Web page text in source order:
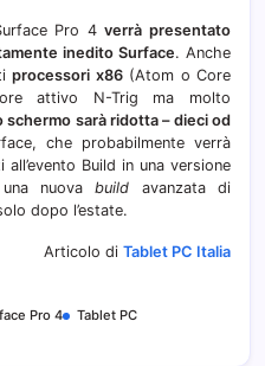
Pro 4verrà presentato
inedito Surface. Anche
processori x86(Atom o Core
attivo N-Trig ma molto
schermo sarà ridotta – dieci od
che probabilmente verrà
Build in una versione
una nuovabuild avanzata di
dopo l’estate.
Articolo di Tablet PC Italia
Pro 4 Tablet PC